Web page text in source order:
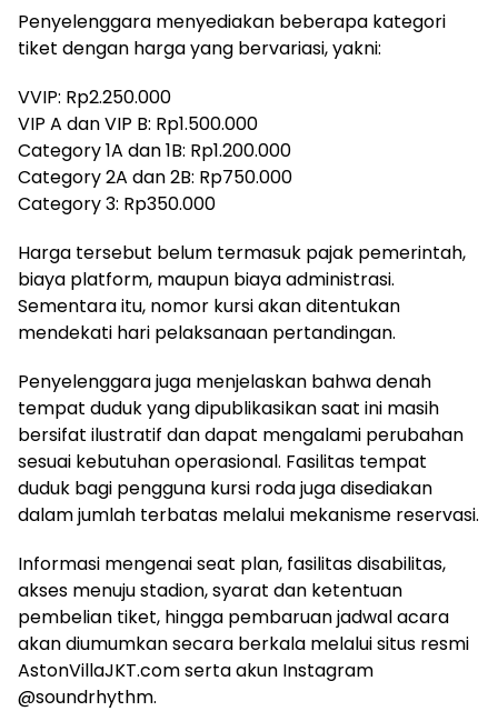
Penyelenggara menyediakan beberapa kategori
tiket dengan harga yang bervariasi, yakni:
VVIP: Rp2.250.000
VIP A dan VIP B: Rp1.500.000
Category 1A dan 1B: Rp1.200.000
Category 2A dan 2B: Rp750.000
Category 3: Rp350.000
Harga tersebut belum termasuk pajak pemerintah,
biaya platform, maupun biaya administrasi.
Sementara itu, nomor kursi akan ditentukan
mendekati hari pelaksanaan pertandingan.
Penyelenggara juga menjelaskan bahwa denah
tempat duduk yang dipublikasikan saat ini masih
bersifat ilustratif dan dapat mengalami perubahan
sesuai kebutuhan operasional. Fasilitas tempat
duduk bagi pengguna kursi roda juga disediakan
dalam jumlah terbatas melalui mekanisme reservasi.
Informasi mengenai seat plan, fasilitas disabilitas,
akses menuju stadion, syarat dan ketentuan
pembelian tiket, hingga pembaruan jadwal acara
akan diumumkan secara berkala melalui situs resmi
AstonVillaJKT.com serta akun Instagram
@soundrhythm.